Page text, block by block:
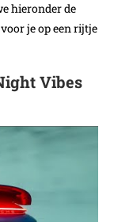
hieronder de
voor je op een rijtje
Vibes